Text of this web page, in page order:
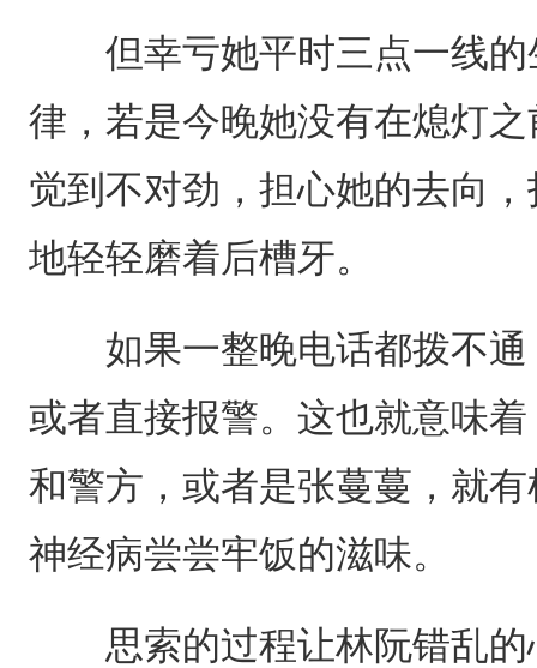
但幸亏她平时三点一线的
律，若是今晚她没有在熄灯
觉到不对劲，担心她的去向
地轻轻磨着后槽牙。
如果一整晚电话都拨不通
或者直接报警。这也就意味
和警方，或者是张蔓蔓，就
神经病尝尝牢饭的滋味。
思索的过程让林阮错乱的